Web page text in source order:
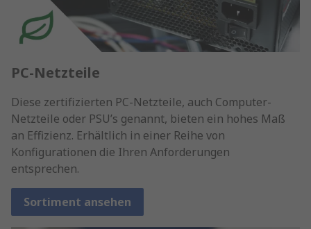
PC-Netzteile
Diese zertifizierten PC-Netzteile, auch Computer-
Netzteile oder PSU’s genannt, bieten ein hohes Maß
an Effizienz. Erhältlich in einer Reihe von
Konfigurationen die Ihren Anforderungen
entsprechen.
Sortiment ansehen